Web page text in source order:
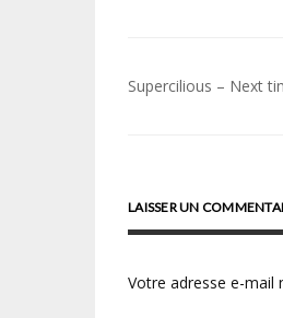
Supercilious – Next
LAISSER UN
Votre adresse e-mail